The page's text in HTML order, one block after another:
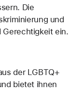
Die
und
Gerechtigkeit ein.
der LGBTQ+
bietet ihnen